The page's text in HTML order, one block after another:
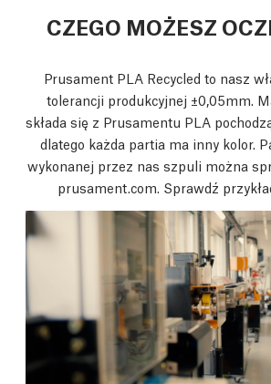
CZEGO MOŻESZ
Prusament PLA Recycled to nasz
tolerancji produkcyjnej ±0,05mm.
składa się z Prusamentu PLA
dlatego każda partia ma inny kolor.
wykonanej przez nas szpuli można
prusament.com. Sprawdź